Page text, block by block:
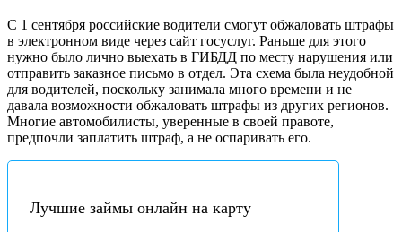
С 1 сентября российские водители смогут обжаловать штрафы
в электронном виде через сайт госуслуг. Раньше для этого
нужно было лично выехать в ГИБДД по месту нарушения или
отправить заказное письмо в отдел. Эта схема была неудобной
для водителей, поскольку занимала много времени и не
давала возможности обжаловать штрафы из других регионов.
Многие автомобилисты, уверенные в своей правоте,
предпочли заплатить штраф, а не оспаривать его.
Лучшие займы онлайн на карту